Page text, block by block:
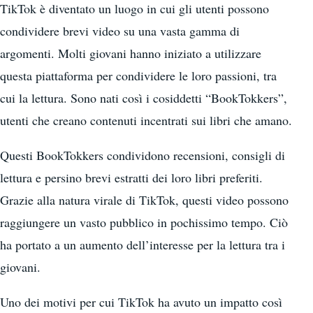
TikTok è diventato un luogo in cui gli utenti possono
condividere brevi video su una vasta gamma di
argomenti. Molti giovani hanno iniziato a utilizzare
questa piattaforma per condividere le loro passioni, tra
cui la lettura. Sono nati così i cosiddetti “BookTokkers”,
utenti che creano contenuti incentrati sui libri che amano.
Questi BookTokkers condividono recensioni, consigli di
lettura e persino brevi estratti dei loro libri preferiti.
Grazie alla natura virale di TikTok, questi video possono
raggiungere un vasto pubblico in pochissimo tempo. Ciò
ha portato a un aumento dell’interesse per la lettura tra i
giovani.
Uno dei motivi per cui TikTok ha avuto un impatto così